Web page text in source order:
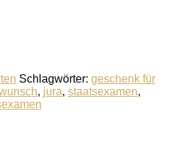
Schlagwörter: geschenk für
, jura, staatsexamen,